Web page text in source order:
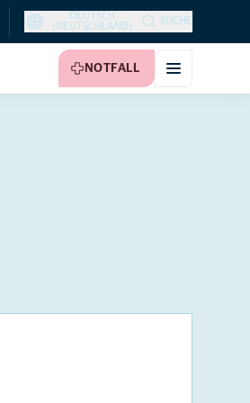
DEUTSCH
(DEUTSCHLAND)
SUCHE
NOTFALL